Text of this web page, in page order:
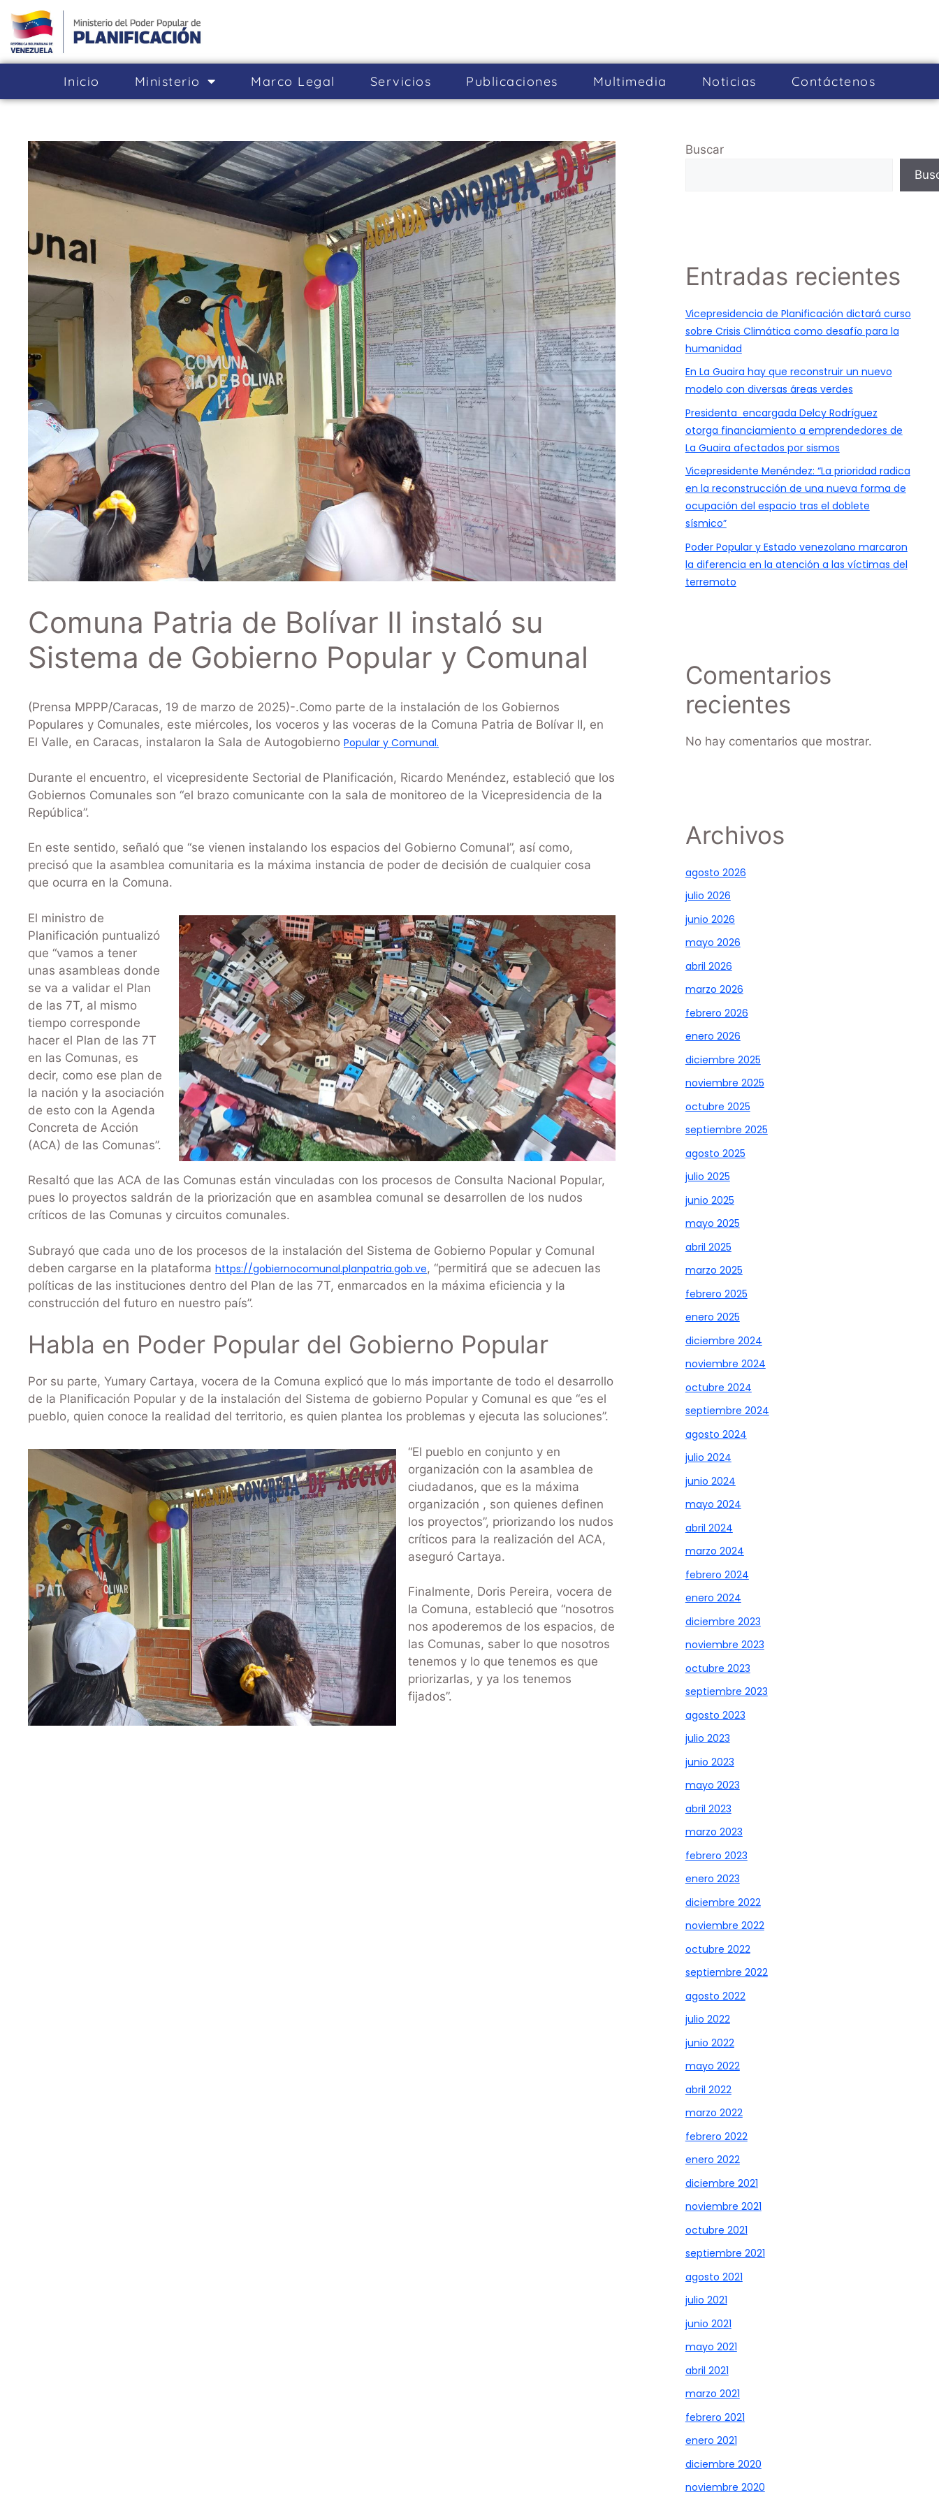
Inicio Ministerio Marco Legal Servicios Publicaciones Multimedia Noticias Cont­áctenos
Comuna Patria de Bolívar II instaló su
Sistema de Gobierno Popular y Comunal
(Prensa MPPP/Caracas, 19 de marzo de 2025)-.Como parte de la instalación de los Gobiernos
Populares y Comunales, este miércoles, los voceros y las voceras de la Comuna Patria de Bolívar II, en
El Valle, en Caracas, instalaron la Sala de Autogobierno Popular y Comunal.
Durante el encuentro, el vicepresidente Sectorial de Planificación, Ricardo Menéndez, estableció que los
Gobiernos Comunales son “el brazo comunicante con la sala de monitoreo de la Vicepresidencia de la
República”.
En este sentido, señaló que “se vienen instalando los espacios del Gobierno Comunal”, así como,
precisó que la asamblea comunitaria es la máxima instancia de poder de decisión de cualquier cosa
que ocurra en la Comuna.
El ministro de
Planificación puntualizó
que “vamos a tener
unas asambleas donde
se va a validar el Plan
de las 7T, al mismo
tiempo corresponde
hacer el Plan de las 7T
en las Comunas, es
decir, como ese plan de
la nación y la asociación
de esto con la Agenda
Concreta de Acción
(ACA) de las Comunas”.
Resaltó que las ACA de las Comunas están vinculadas con los procesos de Consulta Nacional Popular,
pues lo proyectos saldrán de la priorización que en asamblea comunal se desarrollen de los nudos
críticos de las Comunas y circuitos comunales.
Subrayó que cada uno de los procesos de la instalación del Sistema de Gobierno Popular y Comunal
deben cargarse en la plataforma https://gobiernocomunal.planpatria.gob.ve, “permitirá que se adecuen las
políticas de las instituciones dentro del Plan de las 7T, enmarcados en la máxima eficiencia y la
construcción del futuro en nuestro país”.
Habla en Poder Popular del Gobierno Popular
Por su parte, Yumary Cartaya, vocera de la Comuna explicó que lo más importante de todo el desarrollo
de la Planificación Popular y de la instalación del Sistema de gobierno Popular y Comunal es que “es el
pueblo, quien conoce la realidad del territorio, es quien plantea los problemas y ejecuta las soluciones”.
“El pueblo en conjunto y en
organización con la asamblea de
ciudadanos, que es la máxima
organización , son quienes definen
los proyectos”, priorizando los nudos
críticos para la realización del ACA,
aseguró Cartaya.
Finalmente, Doris Pereira, vocera de
la Comuna, estableció que “nosotros
nos apoderemos de los espacios, de
las Comunas, saber lo que nosotros
tenemos y lo que tenemos es que
priorizarlas, y ya los tenemos
fijados”.
Buscar
Entradas recientes
Vicepresidencia de Planificación dictará curso
sobre Crisis Climática como desafío para la
humanidad
En La Guaira hay que reconstruir un nuevo
modelo con diversas áreas verdes
Presidenta encargada Delcy Rodríguez
otorga financiamiento a emprendedores de
La Guaira afectados por sismos
Vicepresidente Menéndez: “La prioridad radica
en la reconstrucción de una nueva forma de
ocupación del espacio tras el doblete
sísmico”
Poder Popular y Estado venezolano marcaron
la diferencia en la atención a las víctimas del
terremoto
Comentarios
recientes
No hay comentarios que mostrar.
Archivos
agosto 2026
julio 2026
junio 2026
mayo 2026
abril 2026
marzo 2026
febrero 2026
enero 2026
diciembre 2025
noviembre 2025
octubre 2025
septiembre 2025
agosto 2025
julio 2025
junio 2025
mayo 2025
abril 2025
marzo 2025
febrero 2025
enero 2025
diciembre 2024
noviembre 2024
octubre 2024
septiembre 2024
agosto 2024
julio 2024
junio 2024
mayo 2024
abril 2024
marzo 2024
febrero 2024
enero 2024
diciembre 2023
noviembre 2023
octubre 2023
septiembre 2023
agosto 2023
julio 2023
junio 2023
mayo 2023
abril 2023
marzo 2023
febrero 2023
enero 2023
diciembre 2022
noviembre 2022
octubre 2022
septiembre 2022
agosto 2022
julio 2022
junio 2022
mayo 2022
abril 2022
marzo 2022
febrero 2022
enero 2022
diciembre 2021
noviembre 2021
octubre 2021
septiembre 2021
agosto 2021
julio 2021
junio 2021
mayo 2021
abril 2021
marzo 2021
febrero 2021
enero 2021
diciembre 2020
noviembre 2020